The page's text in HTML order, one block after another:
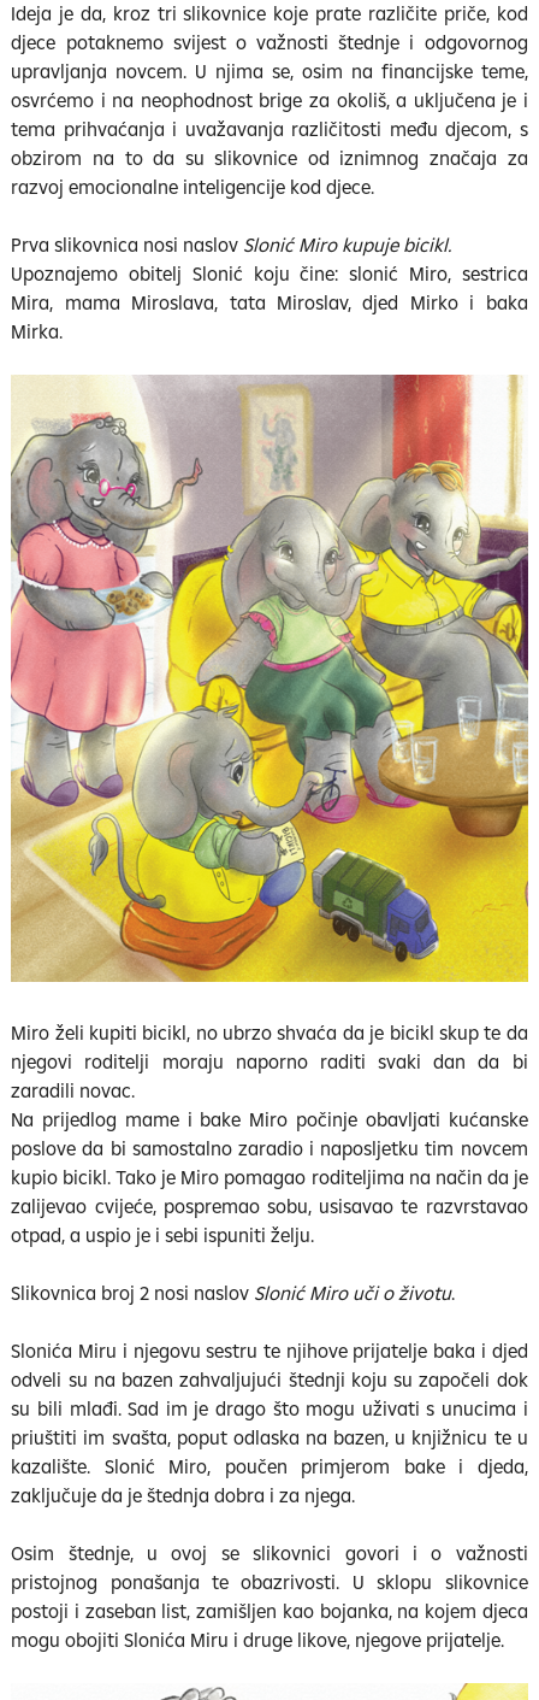
Ideja je da, kroz tri slikovnice koje prate različite priče, kod
djece potaknemo svijest o važnosti štednje i odgovornog
upravljanja novcem. U njima se, osim na financijske teme,
osvrćemo i na neophodnost brige za okoliš, a uključena je i
tema prihvaćanja i uvažavanja različitosti među djecom, s
obzirom na to da su slikovnice od iznimnog značaja za
razvoj emocionalne inteligencije kod djece.
Prva slikovnica nosi naslov Slonić Miro kupuje bicikl.
Upoznajemo obitelj Slonić koju čine: slonić Miro, sestrica
Mira, mama Miroslava, tata Miroslav, djed Mirko i baka
Mirka.
Miro želi kupiti bicikl, no ubrzo shvaća da je bicikl skup te da
njegovi roditelji moraju naporno raditi svaki dan da bi
zaradili novac.
Na prijedlog mame i bake Miro počinje obavljati kućanske
poslove da bi samostalno zaradio i naposljetku tim novcem
kupio bicikl. Tako je Miro pomagao roditeljima na način da je
zalijevao cvijeće, pospremao sobu, usisavao te razvrstavao
otpad, a uspio je i sebi ispuniti želju.
Slikovnica broj 2 nosi naslov Slonić Miro uči o životu.
Slonića Miru i njegovu sestru te njihove prijatelje baka i djed
odveli su na bazen zahvaljujući štednji koju su započeli dok
su bili mlađi. Sad im je drago što mogu uživati s unucima i
priuštiti im svašta, poput odlaska na bazen, u knjižnicu te u
kazalište. Slonić Miro, poučen primjerom bake i djeda,
zaključuje da je štednja dobra i za njega.
Osim štednje, u ovoj se slikovnici govori i o važnosti
pristojnog ponašanja te obazrivosti. U sklopu slikovnice
postoji i zaseban list, zamišljen kao bojanka, na kojem djeca
mogu obojiti Slonića Miru i druge likove, njegove prijatelje.